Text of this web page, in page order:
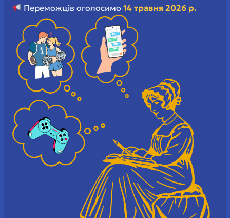
Переможців оголосимо14 травня 2026 р.